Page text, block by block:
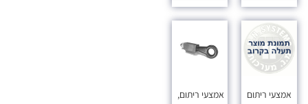
אמצעי ריתום
אמצעי ריתום,